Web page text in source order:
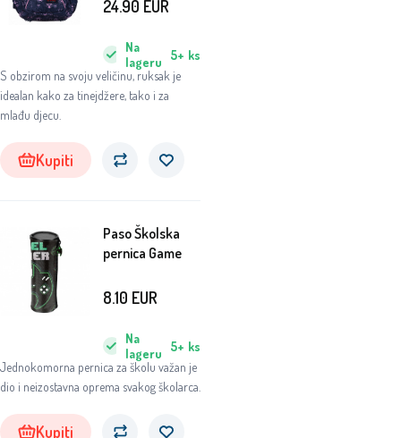
S obzirom na svoju veličinu, ruksak je
idealan kako za tinejdžere, tako i za
mlađu djecu.
Na
lageru
5+ ks
24.90 EUR
Kupiti
Paso Školska
pernica Game
Jednokomorna pernica za školu važan je
dio i neizostavna oprema svakog školarca.
Na
lageru
5+ ks
8.10 EUR
Kupiti